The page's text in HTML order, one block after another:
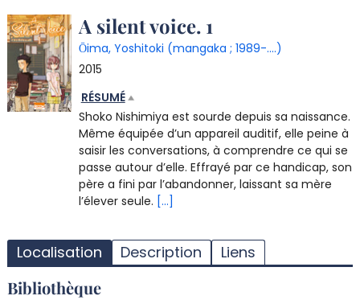
Détail
document
A silent voice. 1
Ōima, Yoshitoki (mangaka ; 1989-....)
2015
RÉSUMÉ
Shoko Nishimiya est sourde depuis sa naissance.
Même équipée d’un appareil auditif, elle peine à
saisir les conversations, à comprendre ce qui se
passe autour d’elle. Effrayé par ce handicap, son
père a fini par l’abandonner, laissant sa mère
l’élever seule. [...]
Localisation Description Liens
Bibliothèque